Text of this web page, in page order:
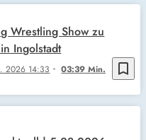
bookmark_border
2026 14:33 03:39 Min.
Wrestling Show zu
Ingolstadt